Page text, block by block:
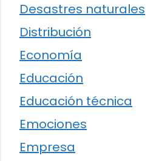
Desastres naturales
Distribución
Economía
Educación
Educación técnica
Emociones
Empresa